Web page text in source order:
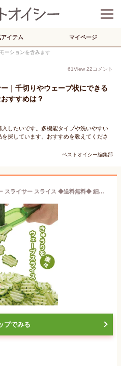
アイテム マイページ
ーションを含みます
61View 22コメント
｜千切りやウェーブ状にできる
すすめは？
したいです。多機能タイプや洗いやすい
探しています。おすすめを教えてくださ
ベストオイシー編集部
きゅうりウェーブスライサー スライサー スライス ◆送料無料◆ 細切り ウェーブスライス ワッフルスライス きゅうりスライサー サッとスライス！ 生活 暮らし 家庭用品 日用雑貨 節約 キッチンツール 台所用品 セール ショッピング 激安 格安 価格【送料無料】【smtb-TK】
プでみる